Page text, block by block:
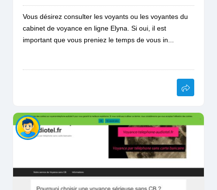
Vous désirez consulter les voyants ou les voyantes du
cabinet de voyance en ligne Elyna. Si oui, il est
important que vous preniez le temps de vous in...